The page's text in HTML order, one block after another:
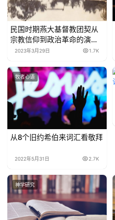
民国时期燕大基督教团契从
宗教信仰到政治革命的演变
及原因探析[1] | 吕飞跃
2023年3月29日 1.7K
牧者心语
从8个旧约希伯来词汇看敬拜
2022年5月31日 2.7K
神学研究